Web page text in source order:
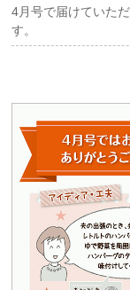
4月号で届けていた
す。